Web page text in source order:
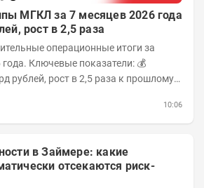
МГКЛ за 7 месяцев 2026 года
рост в 2,5 раза
операционные итоги за
💰
10:06
в Займере: какие
отсекаются риск-